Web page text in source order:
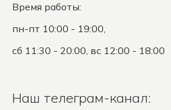
Время работы:
пн-пт 10:00 - 19:00,
сб 11:30 - 20:00, вс 12:00 - 18:00
Наш телеграм-канал: